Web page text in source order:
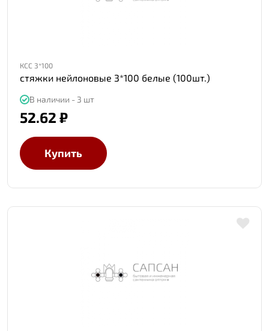
КСС 3*100
стяжки нейлоновые 3*100 белые (100шт.)
В наличии - 3 шт
52.62 ₽
Купить